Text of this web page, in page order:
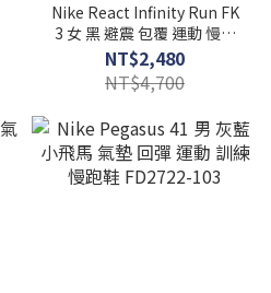
Nike React Infinity Run FK
3 女 黑 避震 包覆 運動 慢跑
鞋 DD3024-502
NT$2,480
NT$4,700